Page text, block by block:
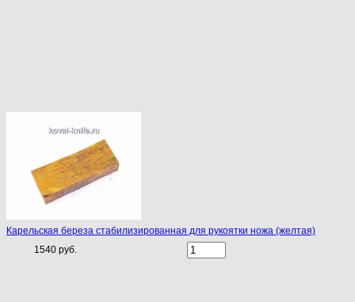
Карельская береза стабилизированная для рукоятки ножа (желтая)
1540 руб.